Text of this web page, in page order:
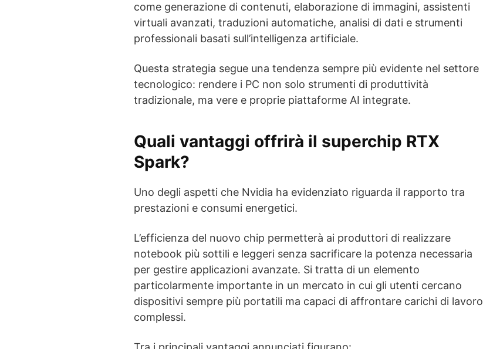
come generazione di contenuti, elaborazione di immagini, assistenti
virtuali avanzati, traduzioni automatiche, analisi di dati e strumenti
professionali basati sull’intelligenza artificiale.
Questa strategia segue una tendenza sempre più evidente nel settore
tecnologico: rendere i PC non solo strumenti di produttività
tradizionale, ma vere e proprie piattaforme AI integrate.
Quali vantaggi offrirà il superchip RTX
Spark?
Uno degli aspetti che Nvidia ha evidenziato riguarda il rapporto tra
prestazioni e consumi energetici.
L’efficienza del nuovo chip permetterà ai produttori di realizzare
notebook più sottili e leggeri senza sacrificare la potenza necessaria
per gestire applicazioni avanzate. Si tratta di un elemento
particolarmente importante in un mercato in cui gli utenti cercano
dispositivi sempre più portatili ma capaci di affrontare carichi di lavoro
complessi.